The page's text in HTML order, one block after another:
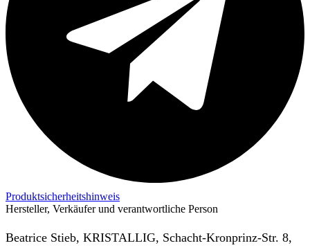
Produktsicherheitshinweis
Hersteller, Verkäufer und verantwortliche Person
Beatrice Stieb, KRISTALLIG, Schacht-Kronprinz-Str. 8,